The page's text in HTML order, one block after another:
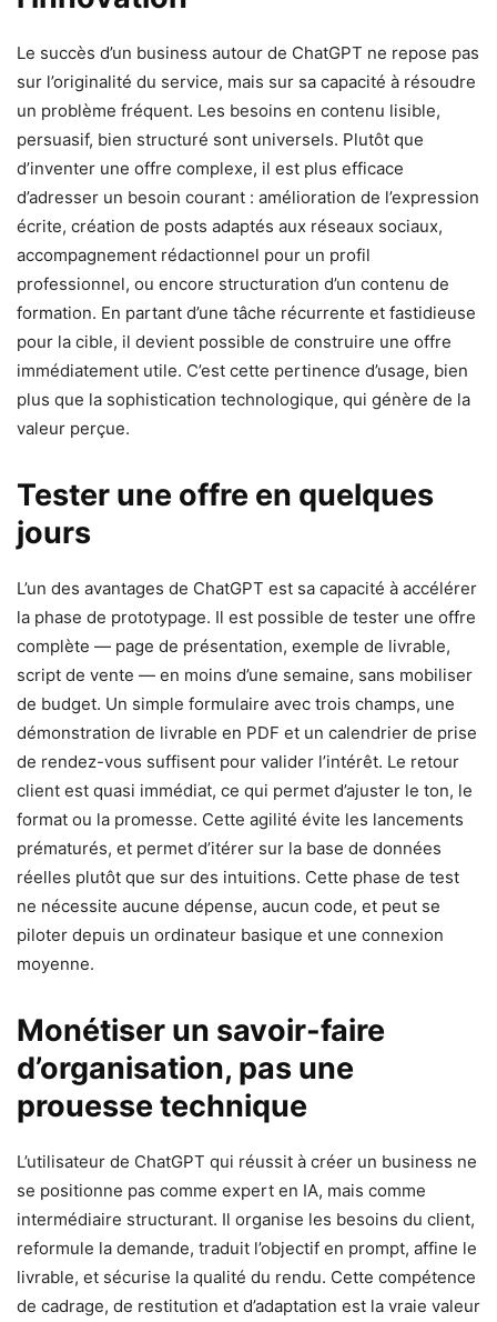
Le succès d’un business autour de ChatGPT ne repose pas
sur l’originalité du service, mais sur sa capacité à résoudre
un problème fréquent. Les besoins en contenu lisible,
persuasif, bien structuré sont universels. Plutôt que
d’inventer une offre complexe, il est plus efficace
d’adresser un besoin courant : amélioration de l’expression
écrite, création de posts adaptés aux réseaux sociaux,
accompagnement rédactionnel pour un profil
professionnel, ou encore structuration d’un contenu de
formation. En partant d’une tâche récurrente et fastidieuse
pour la cible, il devient possible de construire une offre
immédiatement utile. C’est cette pertinence d’usage, bien
plus que la sophistication technologique, qui génère de la
valeur perçue.
Tester une offre en quelques
jours
L’un des avantages de ChatGPT est sa capacité à accélérer
la phase de prototypage. Il est possible de tester une offre
complète — page de présentation, exemple de livrable,
script de vente — en moins d’une semaine, sans mobiliser
de budget. Un simple formulaire avec trois champs, une
démonstration de livrable en PDF et un calendrier de prise
de rendez-vous suffisent pour valider l’intérêt. Le retour
client est quasi immédiat, ce qui permet d’ajuster le ton, le
format ou la promesse. Cette agilité évite les lancements
prématurés, et permet d’itérer sur la base de données
réelles plutôt que sur des intuitions. Cette phase de test
ne nécessite aucune dépense, aucun code, et peut se
piloter depuis un ordinateur basique et une connexion
moyenne.
Monétiser un savoir-faire
d’organisation, pas une
prouesse technique
L’utilisateur de ChatGPT qui réussit à créer un business ne
se positionne pas comme expert en IA, mais comme
intermédiaire structurant. Il organise les besoins du client,
reformule la demande, traduit l’objectif en prompt, affine le
livrable, et sécurise la qualité du rendu. Cette compétence
de cadrage, de restitution et d’adaptation est la vraie valeur